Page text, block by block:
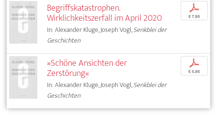
Begriffskatastrophen.
Wirklichkeitszerfall im April 2020
In: Alexander Kluge, Joseph Vogl,Senkblei der
Geschichten
p
€ 7,95
»Schöne Ansichten der
Zerstörung«
In: Alexander Kluge, Joseph Vogl,Senkblei der
Geschichten
p
€ 5,95